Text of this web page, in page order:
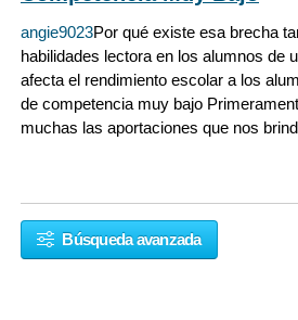
angie9023Por qué existe esa brecha
habilidades lectora en los alumnos de
afecta el rendimiento escolar a los
de competencia muy bajo
muchas las aportaciones que nos
Búsqueda avanzada